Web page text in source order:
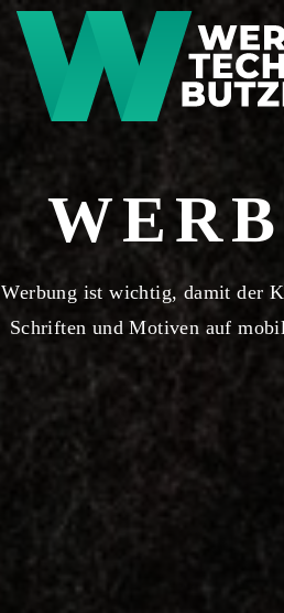
Werbung ist wichtig, damit der
Schriften und Motiven auf